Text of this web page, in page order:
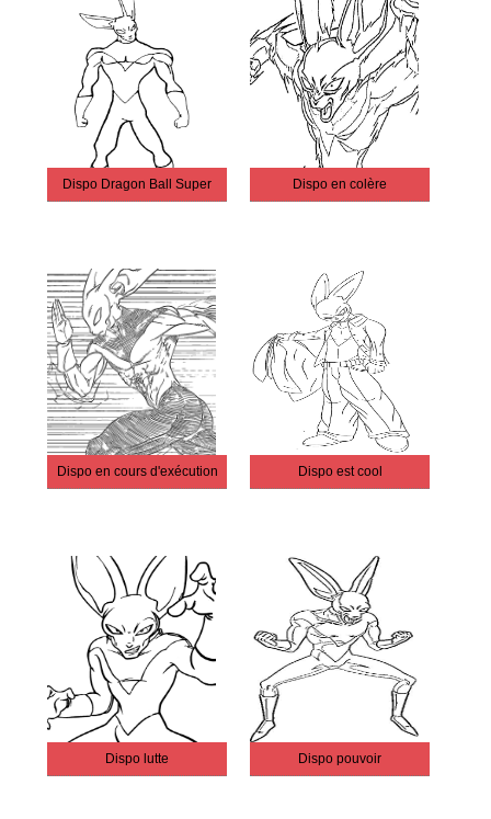
Dispo Dragon Ball Super Dispo en colère
Dispo en cours d'exécution Dispo est cool
Dispo lutte Dispo pouvoir